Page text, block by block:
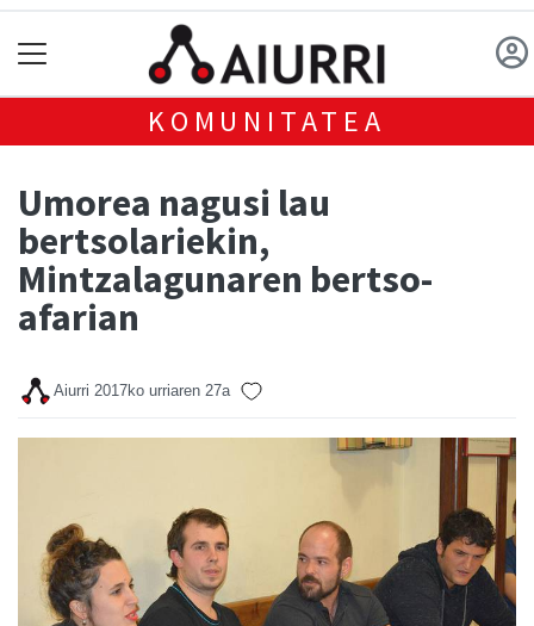
KOMUNITATEA
Umorea nagusi lau
bertsolariekin,
Mintzalagunaren bertso-
afarian
Aiurri 2017ko urriaren 27a